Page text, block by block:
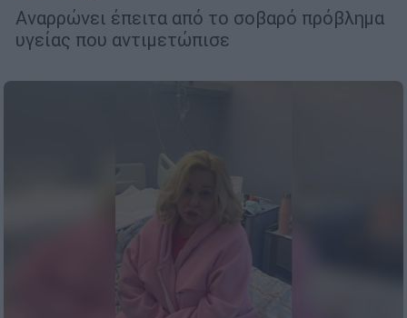
Αναρρώνει έπειτα από το σοβαρό πρόβλημα
υγείας που αντιμετώπισε